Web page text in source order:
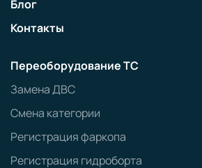
Блог
Контакты
Переоборудование ТС
Замена ДВС
Смена категории
Регистрация фаркопа
Регистрация гидроборта